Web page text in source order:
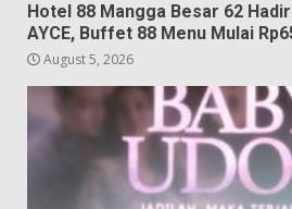
Hotel 88 Mangga Besar 62
AYCE, Buffet 88 Menu Mulai
August 5, 2026